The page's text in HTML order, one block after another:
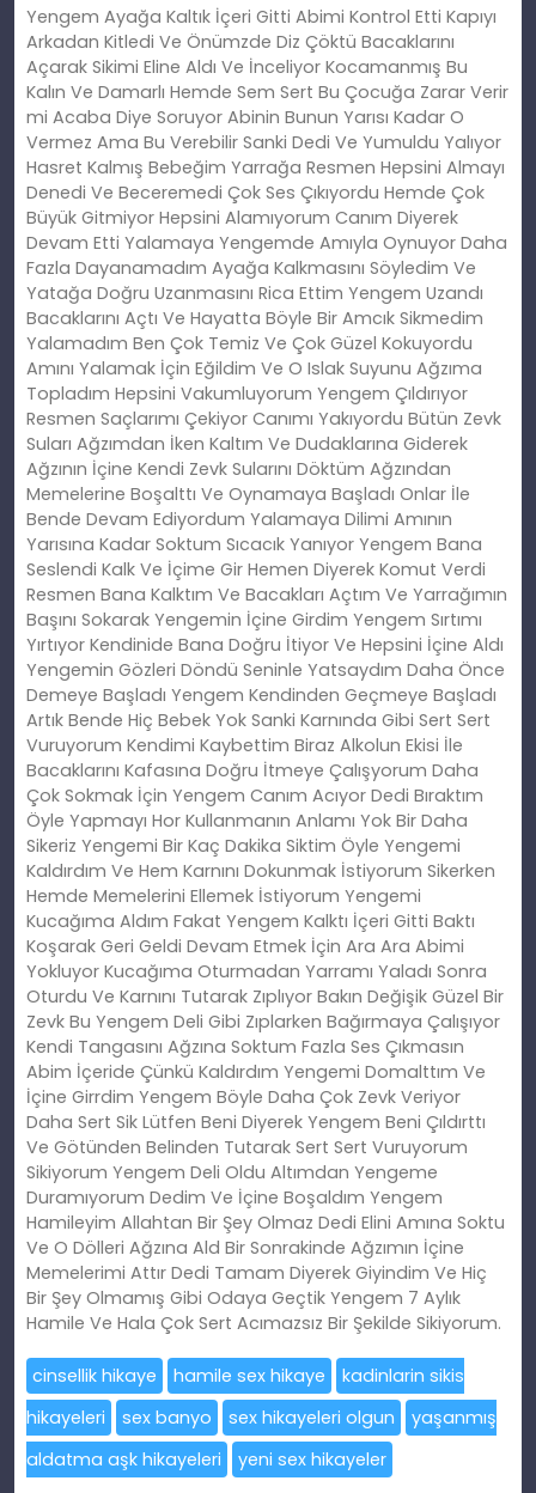
Yengem Ayağa Kaltık İçeri Gitti Abimi Kontrol Etti Kapıyı
Arkadan Kitledi Ve Önümzde Diz Çöktü Bacaklarını
Açarak Sikimi Eline Aldı Ve İnceliyor Kocamanmış Bu
Kalın Ve Damarlı Hemde Sem Sert Bu Çocuğa Zarar Verir
mi Acaba Diye Soruyor Abinin Bunun Yarısı Kadar O
Vermez Ama Bu Verebilir Sanki Dedi Ve Yumuldu Yalıyor
Hasret Kalmış Bebeğim Yarrağa Resmen Hepsini Almayı
Denedi Ve Beceremedi Çok Ses Çıkıyordu Hemde Çok
Büyük Gitmiyor Hepsini Alamıyorum Canım Diyerek
Devam Etti Yalamaya Yengemde Amıyla Oynuyor Daha
Fazla Dayanamadım Ayağa Kalkmasını Söyledim Ve
Yatağa Doğru Uzanmasını Rica Ettim Yengem Uzandı
Bacaklarını Açtı Ve Hayatta Böyle Bir Amcık Sikmedim
Yalamadım Ben Çok Temiz Ve Çok Güzel Kokuyordu
Amını Yalamak İçin Eğildim Ve O Islak Suyunu Ağzıma
Topladım Hepsini Vakumluyorum Yengem Çıldırıyor
Resmen Saçlarımı Çekiyor Canımı Yakıyordu Bütün Zevk
Suları Ağzımdan İken Kaltım Ve Dudaklarına Giderek
Ağzının İçine Kendi Zevk Sularını Döktüm Ağzından
Memelerine Boşalttı Ve Oynamaya Başladı Onlar İle
Bende Devam Ediyordum Yalamaya Dilimi Amının
Yarısına Kadar Soktum Sıcacık Yanıyor Yengem Bana
Seslendi Kalk Ve İçime Gir Hemen Diyerek Komut Verdi
Resmen Bana Kalktım Ve Bacakları Açtım Ve Yarrağımın
Başını Sokarak Yengemin İçine Girdim Yengem Sırtımı
Yırtıyor Kendinide Bana Doğru İtiyor Ve Hepsini İçine Aldı
Yengemin Gözleri Döndü Seninle Yatsaydım Daha Önce
Demeye Başladı Yengem Kendinden Geçmeye Başladı
Artık Bende Hiç Bebek Yok Sanki Karnında Gibi Sert Sert
Vuruyorum Kendimi Kaybettim Biraz Alkolun Ekisi İle
Bacaklarını Kafasına Doğru İtmeye Çalışyorum Daha
Çok Sokmak İçin Yengem Canım Acıyor Dedi Bıraktım
Öyle Yapmayı Hor Kullanmanın Anlamı Yok Bir Daha
Sikeriz Yengemi Bir Kaç Dakika Siktim Öyle Yengemi
Kaldırdım Ve Hem Karnını Dokunmak İstiyorum Sikerken
Hemde Memelerini Ellemek İstiyorum Yengemi
Kucağıma Aldım Fakat Yengem Kalktı İçeri Gitti Baktı
Koşarak Geri Geldi Devam Etmek İçin Ara Ara Abimi
Yokluyor Kucağıma Oturmadan Yarramı Yaladı Sonra
Oturdu Ve Karnını Tutarak Zıplıyor Bakın Değişik Güzel Bir
Zevk Bu Yengem Deli Gibi Zıplarken Bağırmaya Çalışıyor
Kendi Tangasını Ağzına Soktum Fazla Ses Çıkmasın
Abim İçeride Çünkü Kaldırdım Yengemi Domalttım Ve
İçine Girrdim Yengem Böyle Daha Çok Zevk Veriyor
Daha Sert Sik Lütfen Beni Diyerek Yengem Beni Çıldırttı
Ve Götünden Belinden Tutarak Sert Sert Vuruyorum
Sikiyorum Yengem Deli Oldu Altımdan Yengeme
Duramıyorum Dedim Ve İçine Boşaldım Yengem
Hamileyim Allahtan Bir Şey Olmaz Dedi Elini Amına Soktu
Ve O Dölleri Ağzına Ald Bir Sonrakinde Ağzımın İçine
Memelerimi Attır Dedi Tamam Diyerek Giyindim Ve Hiç
Bir Şey Olmamış Gibi Odaya Geçtik Yengem 7 Aylık
Hamile Ve Hala Çok Sert Acımazsız Bir Şekilde Sikiyorum.
cinsellik hikaye hamile sex hikaye
kadinlarin sikis
hikayeleri
sex banyo sex hikayeleri olgun
yaşanmış
aldatma aşk hikayeleri
yeni sex hikayeler